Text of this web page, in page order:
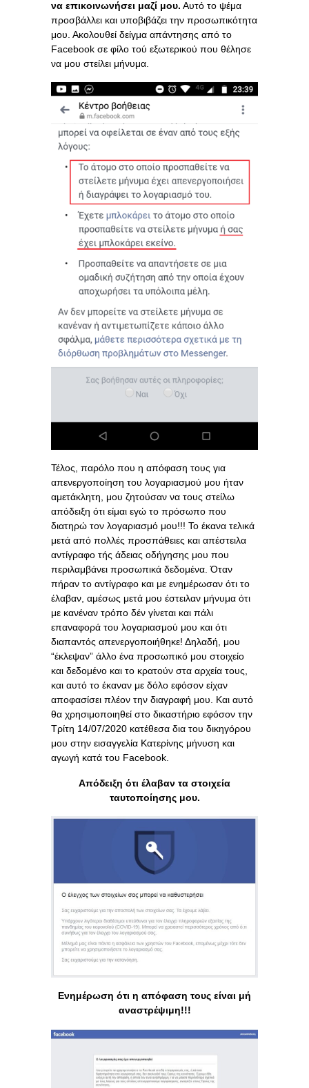
να επικοινωνήσει μαζί μου. Αυτό το ψέμα
προσβάλλει και υποβιβάζει την προσωπικότητα
μου. Ακολουθεί δείγμα απάντησης από το
Facebook σε φίλο τού εξωτερικού που θέλησε
να μου στείλει μήνυμα.
Τέλος, παρόλο που η απόφαση τους για
απενεργοποίηση του λογαριασμού μου ήταν
αμετάκλητη, μου ζητούσαν να τους στείλω
απόδειξη ότι είμαι εγώ το πρόσωπο που
διατηρώ τον λογαριασμό μου!!! Το έκανα τελικά
μετά από πολλές προσπάθειες και απέστειλα
αντίγραφο τής άδειας οδήγησης μου που
περιλαμβάνει προσωπικά δεδομένα. Όταν
πήραν το αντίγραφο και με ενημέρωσαν ότι το
έλαβαν, αμέσως μετά μου έστειλαν μήνυμα ότι
με κανέναν τρόπο δέν γίνεται και πάλι
επαναφορά του λογαριασμού μου και ότι
διαπαντός απενεργοποιήθηκε! Δηλαδή, μου
“έκλεψαν” άλλο ένα προσωπικό μου στοιχείο
και δεδομένο και το κρατούν στα αρχεία τους,
και αυτό το έκαναν με δόλο εφόσον είχαν
αποφασίσει πλέον την διαγραφή μου. Και αυτό
θα χρησιμοποιηθεί στο δικαστήριο εφόσον την
Τρίτη 14/07/2020 κατέθεσα δια του δικηγόρου
μου στην εισαγγελία Κατερίνης μήνυση και
αγωγή κατά του Facebook.
Απόδειξη ότι έλαβαν τα στοιχεία
ταυτοποίησης μου.
Ενημέρωση ότι η απόφαση τους είναι μή
αναστρέψιμη!!!